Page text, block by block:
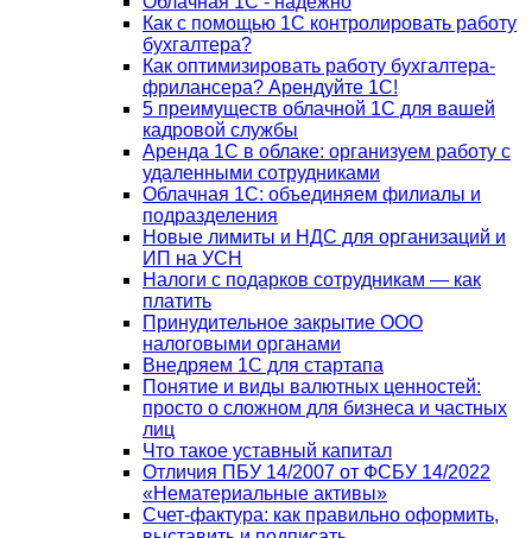
Как с помощью 1С контролировать работу
бухгалтера?
Как оптимизировать работу бухгалтера-
фрилансера? Арендуйте 1С!
5 преимуществ облачной 1С для вашей
кадровой службы
Аренда 1С в облаке: организуем работу с
удаленными сотрудниками
Облачная 1С: объединяем филиалы и
подразделения
Новые лимиты и НДС для организаций и
ИП на УСН
Налоги с подарков сотрудникам — как
платить
Принудительное закрытие ООО
налоговыми органами
Внедряем 1С для стартапа
Понятие и виды валютных ценностей:
просто о сложном для бизнеса и частных
лиц
Что такое уставный капитал
Отличия ПБУ 14/2007 от ФСБУ 14/2022
«Нематериальные активы»
Счет-фактура: как правильно оформить,